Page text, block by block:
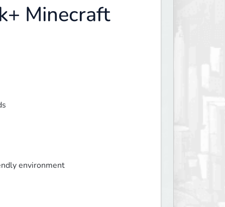
Minecraft
environment